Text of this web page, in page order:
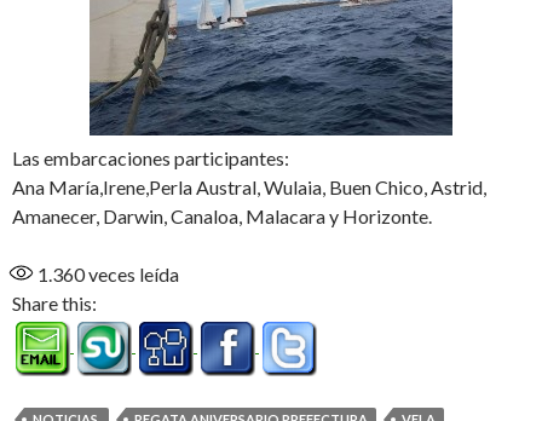
Las embarcaciones participantes:
Ana María,Irene,Perla Austral, Wulaia, Buen Chico, Astrid,
Amanecer, Darwin, Canaloa, Malacara y Horizonte.
1.360veces leída
Share this: